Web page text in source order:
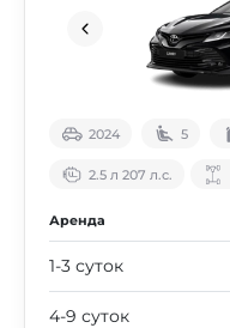
2024 5
2.5 л 207 л.с.
Аренда
1-3 суток
4-9 суток